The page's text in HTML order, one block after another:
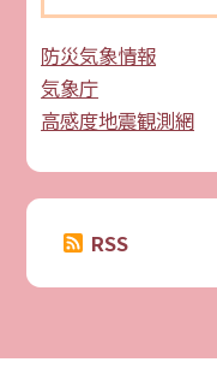
防災気象情報
気象庁
高感度地震観測網
RSS